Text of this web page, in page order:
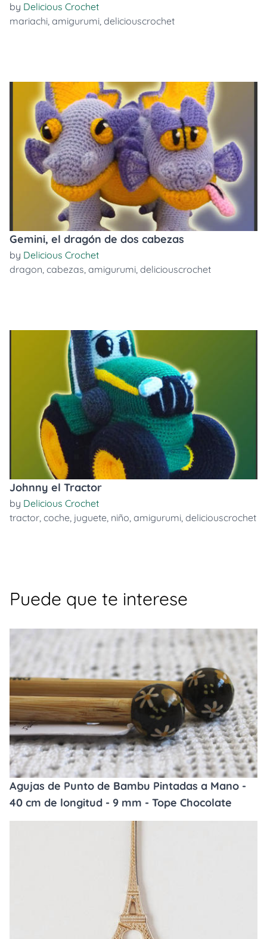
by Delicious Crochet
mariachi, amigurumi, deliciouscrochet
Gemini, el dragón de dos cabezas
by Delicious Crochet
dragon, cabezas, amigurumi, deliciouscrochet
Johnny el Tractor
by Delicious Crochet
tractor, coche, juguete, niño, amigurumi, deliciouscrochet
Puede que te interese
Agujas de Punto de Bambu Pintadas a Mano -
40 cm de longitud - 9 mm - Tope Chocolate